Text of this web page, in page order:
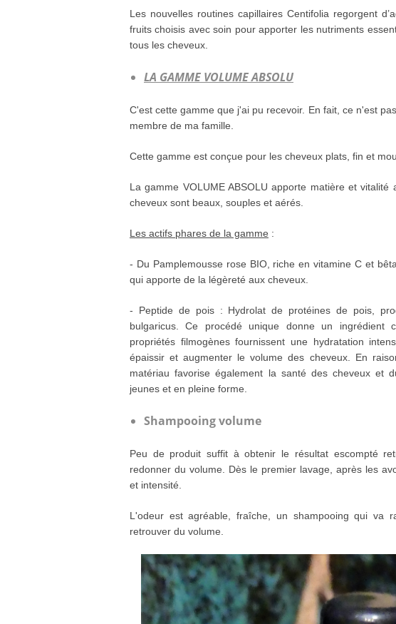
Les nouvelles routines capillaires Centifolia regorgent
fruits choisis avec soin pour apporter les nutriments
tous les cheveux.
LA GAMME VOLUME ABSOLU
C'est cette gamme que j'ai pu recevoir. En fait, ce n'est
membre de ma famille.
Cette gamme est conçue pour les cheveux plats, fin et
La gamme VOLUME ABSOLU apporte matière et
cheveux sont beaux, souples et aérés.
Les actifs phares de la gamme :
- Du Pamplemousse rose BIO, riche en vitamine C et
qui apporte de la légèreté aux cheveux.
- Peptide de pois : Hydrolat de protéines de pois,
bulgaricus. Ce procédé unique donne un ingrédient
propriétés filmogènes fournissent une hydratation
épaissir et augmenter le volume des cheveux. En
matériau favorise également la santé des cheveux et
jeunes et en pleine forme.
Shampooing volume
Peu de produit suffit à obtenir le résultat escompté
redonner du volume. Dès le premier lavage, après les
et intensité.
L'odeur est agréable, fraîche, un shampooing qui va
retrouver du volume.